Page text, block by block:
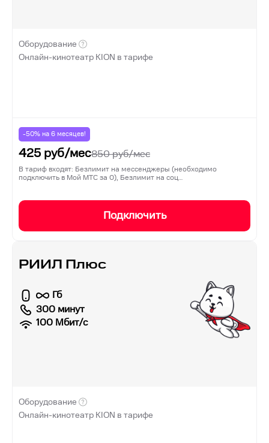
Оборудование
Онлайн-кинотеатр KION в тарифе
-50% на 6 месяцев!
425 руб/мес850руб/мес
В тариф входят: Безлимит на мессенджеры (необходимо
подключить в Мой МТС за 0), Безлимит на соц…
Подключить
РИИЛ Плюс
Гб
300 минут
100 Мбит/с
Оборудование
Онлайн-кинотеатр KION в тарифе